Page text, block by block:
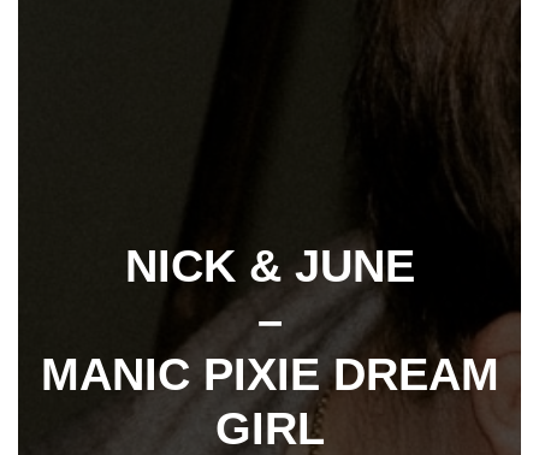
NICK & JUNE
–
MANIC PIXIE DREAM
GIRL